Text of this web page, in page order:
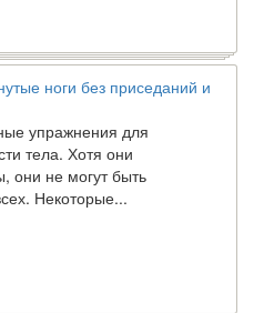
ноги без приседаний и
упражнения для
тела. Хотя они
не могут быть
Некоторые...